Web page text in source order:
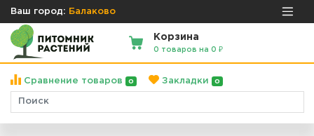
Ваш город: Балаково
Корзина
0 товаров на 0 ₽
Сравнение товаров 0 Закладки 0